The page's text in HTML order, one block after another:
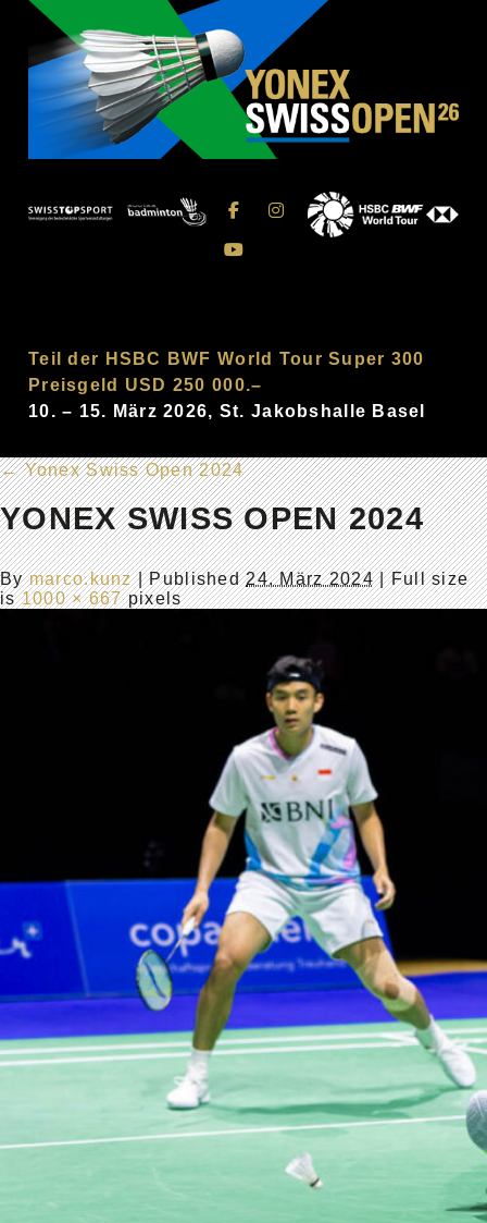
Teil der HSBC BWF World Tour Super 300
Preisgeld USD 250 000.–
10. – 15. März 2026, St. Jakobshalle Basel
←Yonex Swiss Open 2024
YONEX SWISS OPEN 2024
Bymarco.kunz |Published24. März 2024| Full size
is1000 × 667pixels